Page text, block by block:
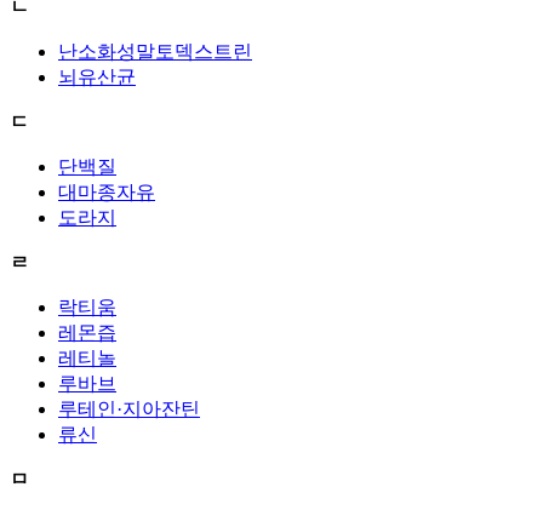
ㄴ
난소화성말토덱스트린
뇌유산균
ㄷ
단백질
대마종자유
도라지
ㄹ
락티움
레몬즙
레티놀
루바브
루테인·지아잔틴
류신
ㅁ